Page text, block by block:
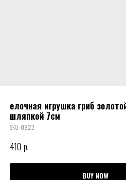
елочная игрушка гриб
шляпкой 7см
SKU: 0823
410 р.
BUY NOW